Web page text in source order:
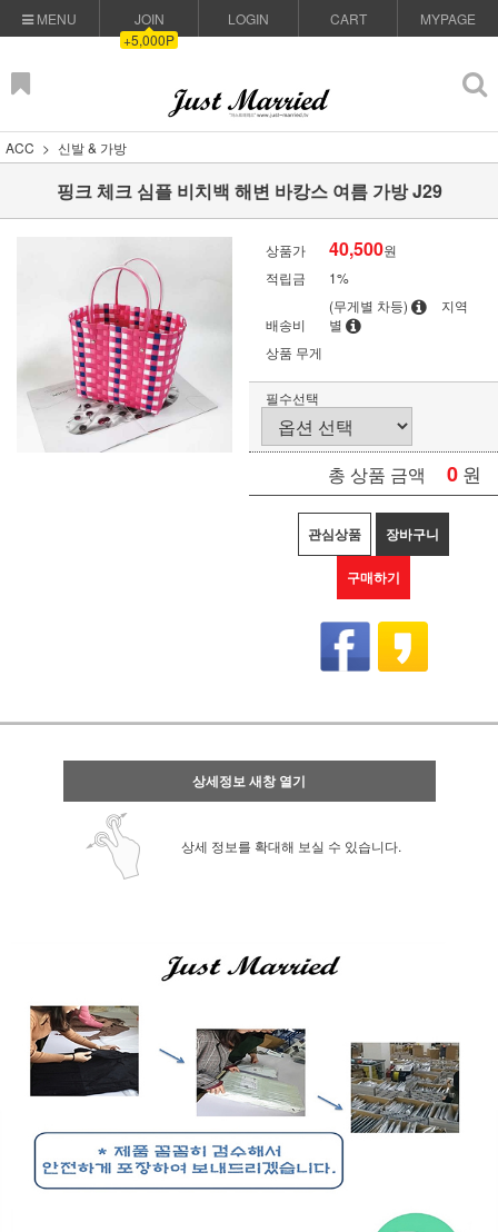
MENU
JOIN
+5,000P
LOGIN CART MYPAGE
ACC 신발 & 가방
핑크 체크 심플 비치백 해변 바캉스 여름 가방 J29
상품가 40,500원
적립금
1%
배송비
(무게별 차등)
지역
별
상품 무게
필수선택
총 상품 금액 0 원
관심상품 장바구니
구매하기
상세정보 새창 열기
상세 정보를 확대해 보실 수 있습니다.